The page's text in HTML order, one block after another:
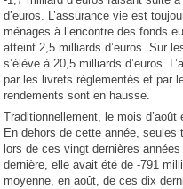
d’euros. L’assurance vie est
ménages à l’encontre des fonds
atteint 2,5 milliards d’euros. Sur
s’élève à 20,5 milliards d’euros.
par les livrets réglementés et par
rendements sont en hausse.
Traditionnellement, le mois
En dehors de cette année,
lors de ces vingt dernières
dernière, elle avait été de -791
moyenne, en août, de ces dix